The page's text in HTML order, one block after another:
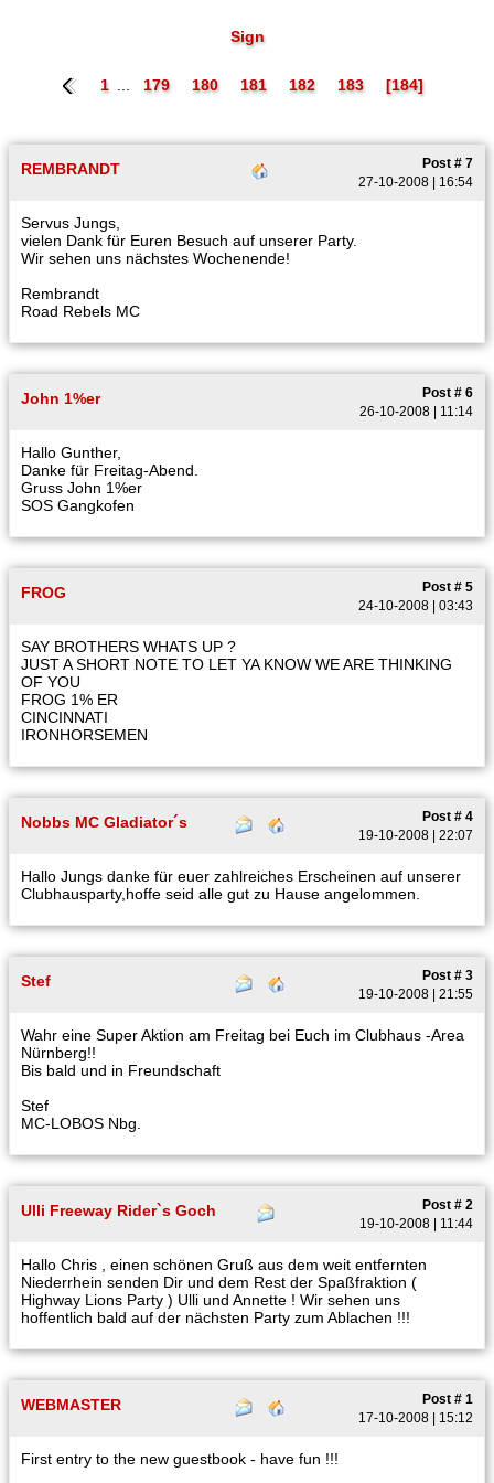
Sign
1 179 180 181 182 183 [184]
REMBRANDT
Post # 7
27-10-2008 | 16:54
Servus Jungs,
vielen Dank für Euren Besuch auf unserer Party.
Wir sehen uns nächstes Wochenende!
Rembrandt
Road Rebels MC
John 1%er
Post # 6
26-10-2008 | 11:14
Hallo Gunther,
Danke für Freitag-Abend.
Gruss John 1%er
SOS Gangkofen
FROG
Post # 5
24-10-2008 | 03:43
SAY BROTHERS WHATS UP ?
JUST A SHORT NOTE TO LET YA KNOW WE ARE THINKING
OF YOU
FROG 1% ER
CINCINNATI
IRONHORSEMEN
Nobbs MC Gladiator´s
Post # 4
19-10-2008 | 22:07
Hallo Jungs danke für euer zahlreiches Erscheinen auf unserer
Clubhausparty,hoffe seid alle gut zu Hause angelommen.
Stef
Post # 3
19-10-2008 | 21:55
Wahr eine Super Aktion am Freitag bei Euch im Clubhaus -Area
Nürnberg!!
Bis bald und in Freundschaft
Stef
MC-LOBOS Nbg.
Ulli Freeway Rider`s Goch
Post # 2
19-10-2008 | 11:44
Hallo Chris , einen schönen Gruß aus dem weit entfernten
Niederrhein senden Dir und dem Rest der Spaßfraktion (
Highway Lions Party ) Ulli und Annette ! Wir sehen uns
hoffentlich bald auf der nächsten Party zum Ablachen !!!
WEBMASTER
Post # 1
17-10-2008 | 15:12
First entry to the new guestbook - have fun !!!